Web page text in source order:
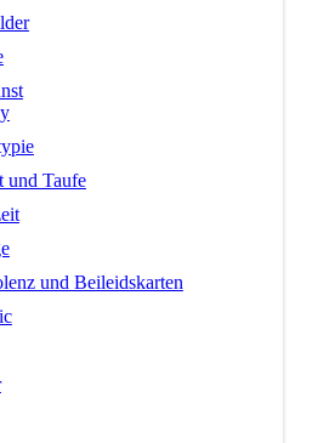
und Taufe
und Beileidskarten